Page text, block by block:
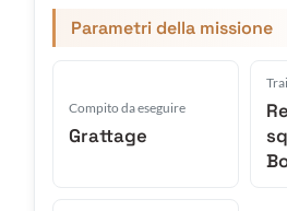
Parametri della missione
Compito da eseguire
Grattage